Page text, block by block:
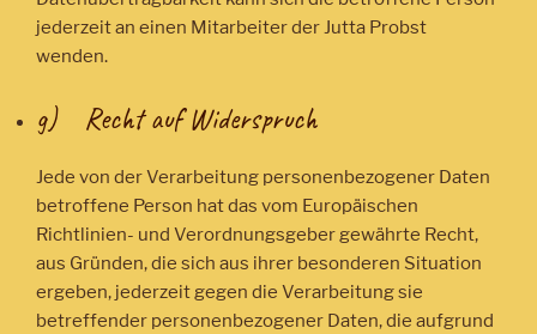
jederzeit an einen Mitarbeiter der Jutta Probst
wenden.
g) Recht auf Widerspruch
Jede von der Verarbeitung personenbezogener Daten
betroffene Person hat das vom Europäischen
Richtlinien- und Verordnungsgeber gewährte Recht,
aus Gründen, die sich aus ihrer besonderen Situation
ergeben, jederzeit gegen die Verarbeitung sie
betreffender personenbezogener Daten, die aufgrund